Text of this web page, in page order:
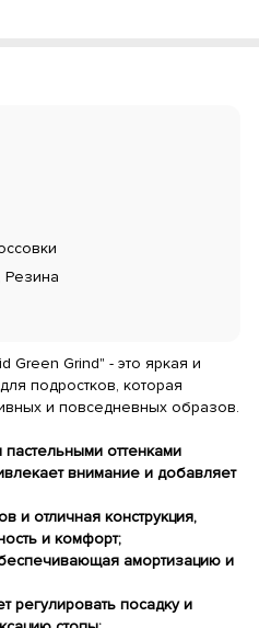
Резина
Green Grind" - это яркая и
подростков, которая
и повседневных образов.
оттенками
внимание и добавляет
и отличная конструкция,
и комфорт;
амортизацию и
регулировать посадку и